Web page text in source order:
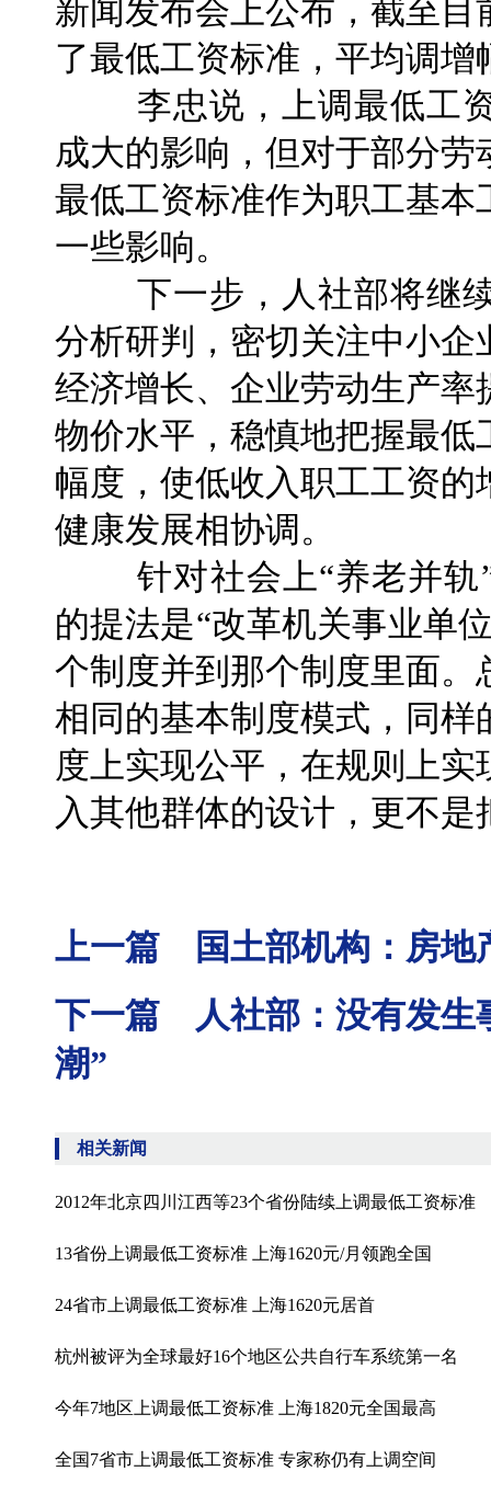
新闻发布会上公布，截至
了最低工资标准，平均调增
李忠说，上调最低工资
成大的影响，但对于部分
最低工资标准作为职工基
一些影响。
下一步，人社部将继续
分析研判，密切关注中小
经济增长、企业劳动生产
物价水平，稳慎地把握最
幅度，使低收入职工工资
健康发展相协调。
针对社会上“养老并轨”
的提法是“改革机关事业单
个制度并到那个制度里面
相同的基本制度模式，同
度上实现公平，在规则上
入其他群体的设计，更不
上一篇 国土部机构：房地
下一篇 人社部：没有发生
潮”
相关新闻
2012年北京四川江西等23个省份陆续上调最低工资标准
13省份上调最低工资标准 上海1620元/月领跑全国
24省市上调最低工资标准 上海1620元居首
杭州被评为全球最好16个地区公共自行车系统第一名
今年7地区上调最低工资标准 上海1820元全国最高
全国7省市上调最低工资标准 专家称仍有上调空间